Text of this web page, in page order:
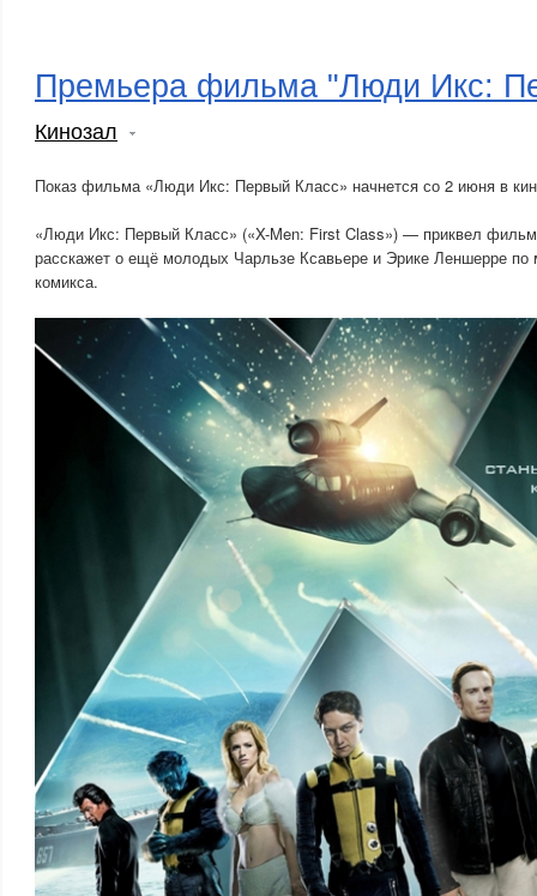
Премьера фильма "Люди Икс:
Кинозал
Показ фильма «Люди Икс: Первый Класс» начнется со 2 июня в
«Люди Икс: Первый Класс» («X-Men: First Class») — приквел
расскажет о ещё молодых Чарльзе Ксавьере и Эрике Леншерре по
комикса.